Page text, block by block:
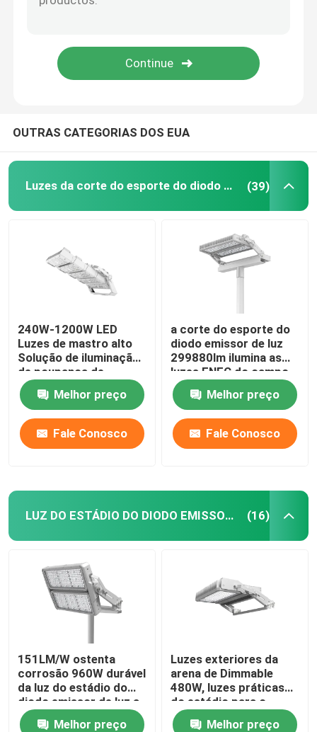
OUTRAS CATEGORIAS DOS EUA
Luzes da corte do esporte do diodo emissor de luz (39)
240W-1200W LED
Luzes de mastro alto
Solução de iluminação
de poupança de
energia
Melhor preço
Fale Conosco
a corte do esporte do
diodo emissor de luz
299880lm ilumina as
luzes ENEC do campo
de tênis do diodo
emissor de luz
Melhor preço
Fale Conosco
LUZ DO ESTÁDIO DO DIODO EMISSOR DE LUZ (16)
151LM/W ostenta
corrosão 960W durável
da luz do estádio do
diodo emissor de luz a
anti
Melhor preço
Luzes exteriores da
arena de Dimmable
480W, luzes práticas
do estádio para o
quintal
Melhor preço